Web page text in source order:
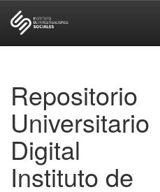
Repositorio
Universitario
Digital
Instituto de